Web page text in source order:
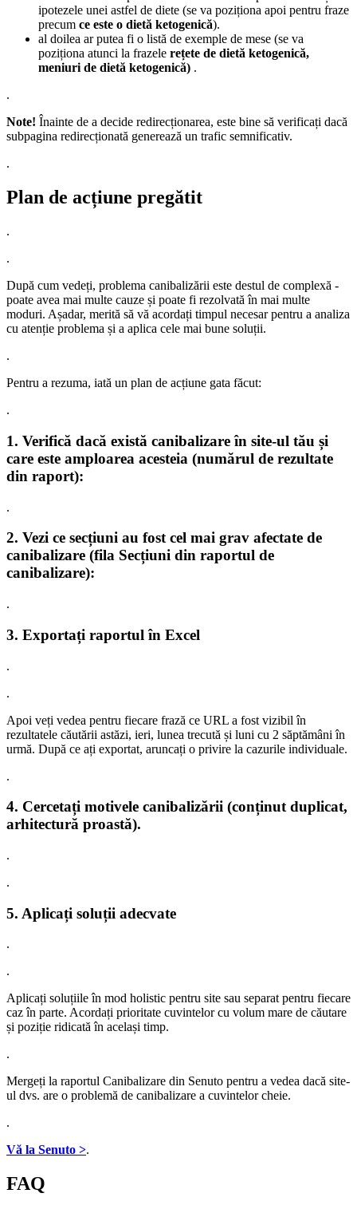
ipotezele unei astfel de diete (se va poziționa apoi pentru fraze
precum ce este o dietă ketogenică).
al doilea ar putea fi o listă de exemple de mese (se va
poziționa atunci la frazele rețete de dietă ketogenică,
meniuri de dietă ketogenică) .
.
Note! Înainte de a decide redirecționarea, este bine să verificați dacă
subpagina redirecționată generează un trafic semnificativ.
.
Plan de acțiune pregătit
.
.
După cum vedeți, problema canibalizării este destul de complexă -
poate avea mai multe cauze și poate fi rezolvată în mai multe
moduri. Așadar, merită să vă acordați timpul necesar pentru a analiza
cu atenție problema și a aplica cele mai bune soluții.
.
Pentru a rezuma, iată un plan de acțiune gata făcut:
.
1. Verifică dacă există canibalizare în site-ul tău și
care este amploarea acesteia (numărul de rezultate
din raport):
.
2. Vezi ce secțiuni au fost cel mai grav afectate de
canibalizare (fila Secțiuni din raportul de
canibalizare):
.
3. Exportați raportul în Excel
.
.
Apoi veți vedea pentru fiecare frază ce URL a fost vizibil în
rezultatele căutării astăzi, ieri, lunea trecută și luni cu 2 săptămâni în
urmă. După ce ați exportat, aruncați o privire la cazurile individuale.
.
4. Cercetați motivele canibalizării (conținut duplicat,
arhitectură proastă).
.
.
5. Aplicați soluții adecvate
.
.
Aplicați soluțiile în mod holistic pentru site sau separat pentru fiecare
caz în parte. Acordați prioritate cuvintelor cu volum mare de căutare
și poziție ridicată în același timp.
.
Mergeți la raportul Canibalizare din Senuto pentru a vedea dacă site-
ul dvs. are o problemă de canibalizare a cuvintelor cheie.
.
Vă la Senuto >.
FAQ